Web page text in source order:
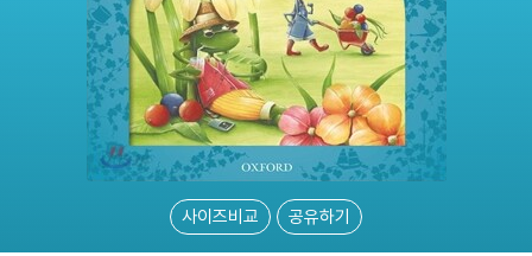
사이즈비교 공유하기